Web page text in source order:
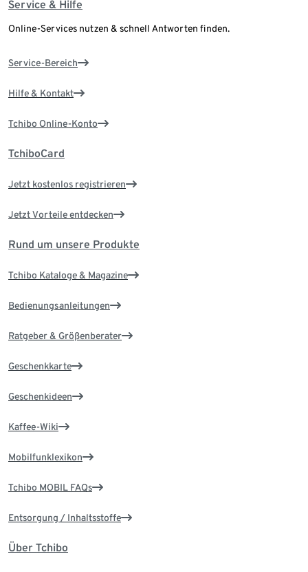
Service & Hilfe
Online-Services nutzen & schnell Antworten finden.
Service-Bereich
Hilfe & Kontakt
Tchibo Online-Konto
TchiboCard
Jetzt kostenlos registrieren
Jetzt Vorteile entdecken
Rund um unsere Produkte
Tchibo Kataloge & Magazine
Bedienungsanleitungen
Ratgeber & Größenberater
Geschenkkarte
Geschenkideen
Kaffee-Wiki
Mobilfunklexikon
Tchibo MOBIL FAQs
Entsorgung / Inhaltsstoffe
Über Tchibo